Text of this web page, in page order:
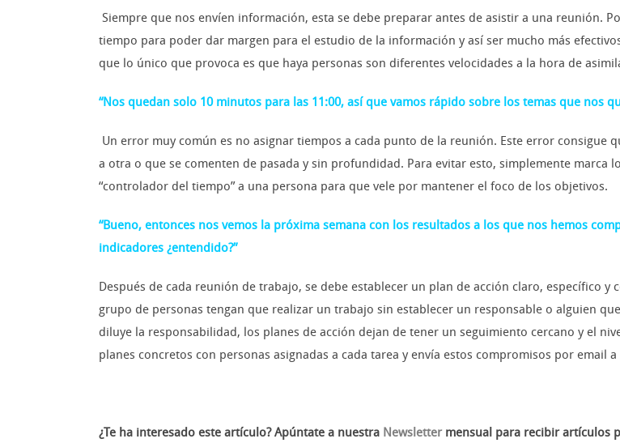
Siempre que nos envíen información, esta se debe preparar antes de asistir a una reunión.
tiempo para poder dar margen para el estudio de la información y así ser mucho más
que lo único que provoca es que haya personas son diferentes velocidades a la hora de
“Nos quedan solo 10 minutos para las 11:00, así que vamos rápido sobre los temas que nos
Un error muy común es no asignar tiempos a cada punto de la reunión. Este error consigue
a otra o que se comenten de pasada y sin profundidad. Para evitar esto, simplemente
“controlador del tiempo” a una persona para que vele por mantener el foco de los objetivos.
“Bueno, entonces nos vemos la próxima semana con los resultados a los que nos hemos
indicadores ¿entendido?”
Después de cada reunión de trabajo, se debe establecer un plan de acción claro, específico
grupo de personas tengan que realizar un trabajo sin establecer un responsable o alguien
diluye la responsabilidad, los planes de acción dejan de tener un seguimiento cercano y el
planes concretos con personas asignadas a cada tarea y envía estos compromisos por email
¿Te ha interesado este artículo? Apúntate a nuestra Newslettermensual para recibir artículos